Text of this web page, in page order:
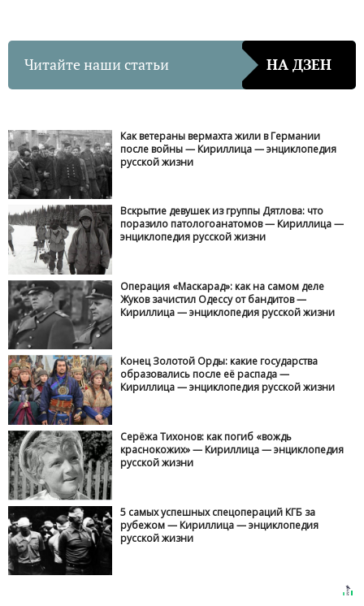
Читайте наши статьи НА ДЗЕН
Как ветераны вермахта жили в Германии
после войны — Кириллица — энциклопедия
русской жизни
Вскрытие девушек из группы Дятлова: что
поразило патологоанатомов — Кириллица —
энциклопедия русской жизни
Операция «Маскарад»: как на самом деле
Жуков зачистил Одессу от бандитов —
Кириллица — энциклопедия русской жизни
Конец Золотой Орды: какие государства
образовались после её распада —
Кириллица — энциклопедия русской жизни
Серёжа Тихонов: как погиб «вождь
краснокожих» — Кириллица — энциклопедия
русской жизни
5 самых успешных спецопераций КГБ за
рубежом — Кириллица — энциклопедия
русской жизни